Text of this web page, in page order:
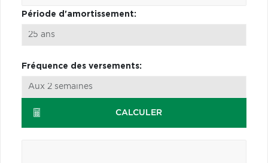
Période d'amortissement:
Fréquence des versements:
CALCULER